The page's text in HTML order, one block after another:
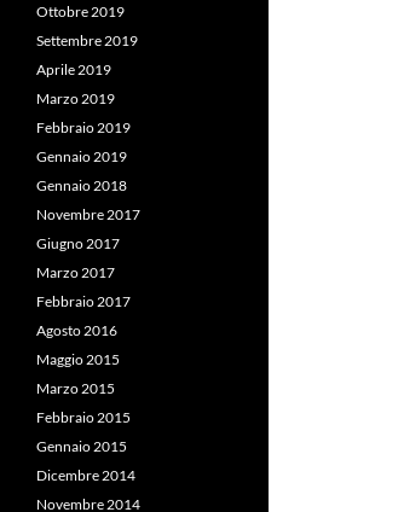
Ottobre 2019
Settembre 2019
Aprile 2019
Marzo 2019
Febbraio 2019
Gennaio 2019
Gennaio 2018
Novembre 2017
Giugno 2017
Marzo 2017
Febbraio 2017
Agosto 2016
Maggio 2015
Marzo 2015
Febbraio 2015
Gennaio 2015
Dicembre 2014
Novembre 2014